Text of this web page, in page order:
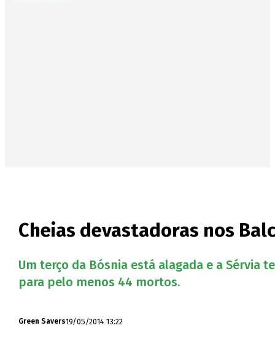
Cheias devastadoras nos
Um terço da Bósnia está alagada e a Sérvia
para pelo menos 44 mortos.
Green Savers19/05/2014 13:22